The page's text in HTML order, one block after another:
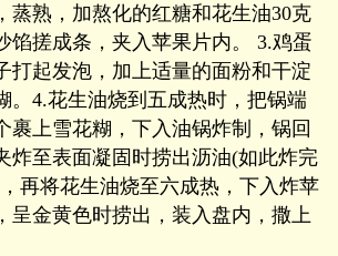
蒸熟，加熬化的红糖和花生油30克
馅搓成条，夹入苹果片内。 3.鸡蛋
打起发泡，加上适量的面粉和干淀
。4.花生油烧到五成热时，把锅端
裹上雪花糊，下入油锅炸制，锅回
炸至表面凝固时捞出沥油(如此炸完
再将花生油烧至六成热，下入炸苹
呈金黄色时捞出，装入盘内，撒上